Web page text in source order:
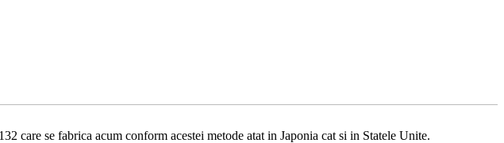
care se fabrica acum conform acestei metode atat in Japonia cat si in Statele Unite.